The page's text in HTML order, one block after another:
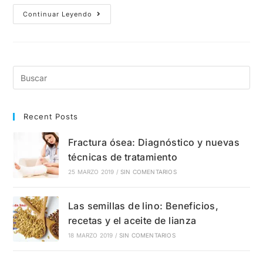
Continuar Leyendo
Los
Beneficios
Utiliza?
Recent Posts
Fractura ósea: Diagnóstico y nuevas
técnicas de tratamiento
25 MARZO 2019 / SIN COMENTARIOS
Las semillas de lino: Beneficios,
recetas y el aceite de lianza
18 MARZO 2019 / SIN COMENTARIOS